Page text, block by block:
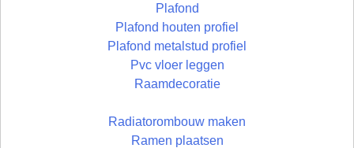
Plafond
Plafond houten profiel
Plafond metalstud profiel
Pvc vloer leggen
Raamdecoratie
Radiatorombouw maken
Ramen plaatsen